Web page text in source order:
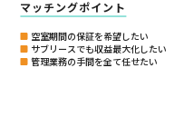
マッチングポイント
空室期間の保証を希望したい
サブリースでも収益最大化したい
管理業務の手間を全て任せたい